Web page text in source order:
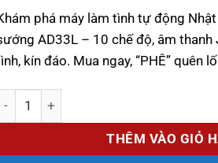
là:
1.490.000 ₫.
tại
là:
1.190.000
phá máy làm tình tự động
AD33L – 10 chế độ, âm thanh
kín đáo. Mua ngay, “PHÊ” quên
lượng
THÊM VÀO GIỎ